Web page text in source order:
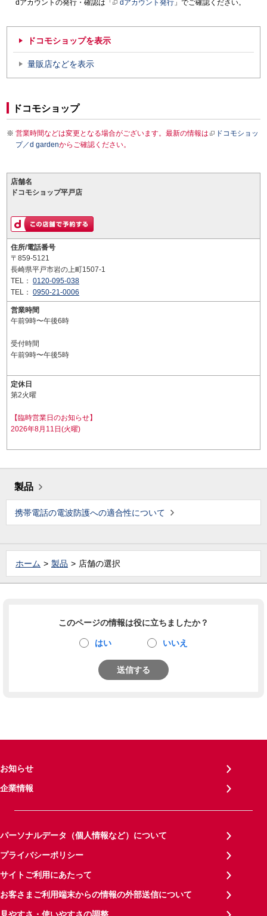
dアカウントの発行・確認は「
dアカウント発行 」でご確認ください。
ドコモショップを表示
量販店などを表示
ドコモショップ
営業時間などは変更となる場合がございます。最新の情報は
ドコモショッ
プ／d gardenからご確認ください。
店舗名
ドコモショップ平戸店
住所/電話番号
〒859-5121
長崎県平戸市岩の上町1507-1
TEL： 0120-095-038
TEL： 0950-21-0006
営業時間
午前9時〜午後6時
受付時間
午前9時〜午後5時
定休日
第2火曜
【臨時営業日のお知らせ】
2026年8月11日(火曜)
製品
携帯電話の電波防護への適合性について
ホーム 製品 店舗の選択
このページの情報は役に立ちましたか？
はい いいえ
送信する
お知らせ
企業情報
パーソナルデータ（個人情報など）について
プライバシーポリシー
サイトご利用にあたって
お客さまご利用端末からの情報の外部送信について